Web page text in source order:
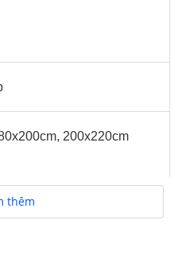
200x220cm
thêm